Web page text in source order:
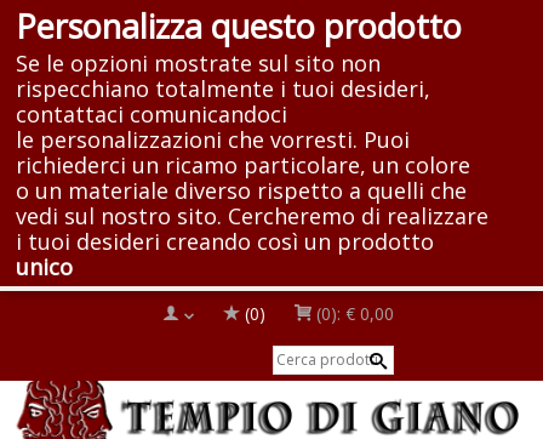
(0) (0): € 0,00
Personalizza questo prodotto
Se le opzioni mostrate sul sito non
rispecchiano totalmente i tuoi desideri,
contattaci comunicandoci
le personalizzazioni che vorresti. Puoi
richiederci un ricamo particolare, un colore
o un materiale diverso rispetto a quelli che
vedi sul nostro sito. Cercheremo di realizzare
i tuoi desideri creando così un prodotto
unico